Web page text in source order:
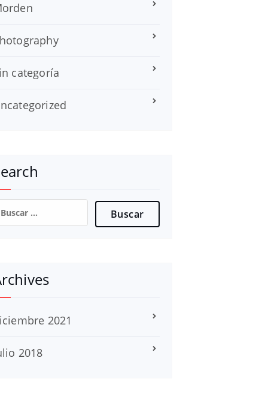
categoría
2021
2018